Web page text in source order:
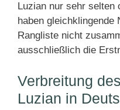
Luzian nur sehr selten
haben gleichklingende
Rangliste nicht
ausschließlich die
Verbreitung
Luzian in